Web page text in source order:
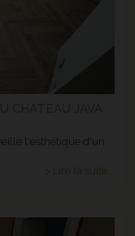
l'esthétique d'un
> Lire la suite...